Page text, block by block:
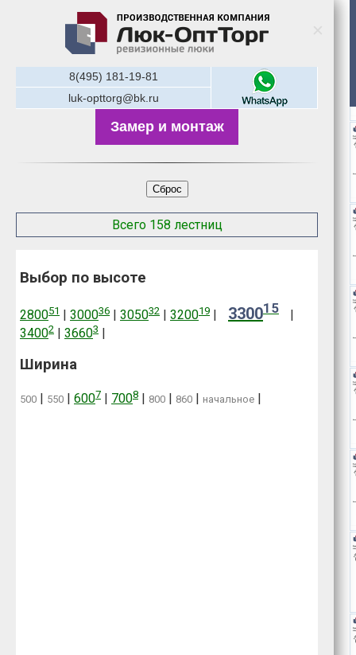
8(495) 181-19-81
luk-opttorg@bk.ru
Замер и монтаж
Сброс
Всего 158 лестниц
Выбор по высоте
280051 | 300036 | 305032 | 320019 | 330015
|
34002 36603
Ширина
500 550 6007 7008 800 860 начальное